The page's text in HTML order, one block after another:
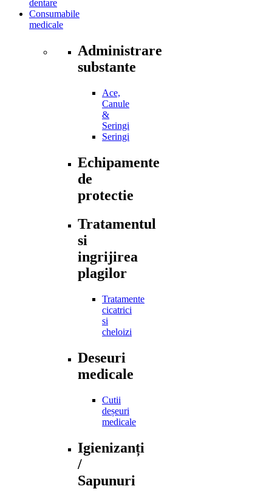
dentare
Consumabile
medicale
Administrare
substante
Ace,
Canule
&
Seringi
Seringi
Echipamente
de
protectie
Tratamentul
si
ingrijirea
plagilor
Tratamente
cicatrici
si
cheloizi
Deseuri
medicale
Cutii
deșeuri
medicale
Igienizanți
/
Sapunuri